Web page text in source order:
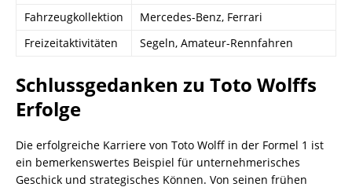
Fahrzeugkollektion
Mercedes-Benz, Ferrari
Freizeitaktivitäten
Segeln, Amateur-Rennfahren
Schlussgedanken zu Toto Wolffs
Erfolge
Die erfolgreiche Karriere von Toto Wolff in der Formel 1 ist
ein bemerkenswertes Beispiel für unternehmerisches
Geschick und strategisches Können. Von seinen frühen